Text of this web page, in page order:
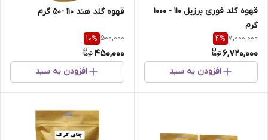
قهوه گلد فوری برزیل 110 - 1000
گرم
7,000,000
4%
6,720,000
افزودن به سبد
قهوه گلد هند 110 -50 گرم
500,000
10%
450,000
افزودن به سبد